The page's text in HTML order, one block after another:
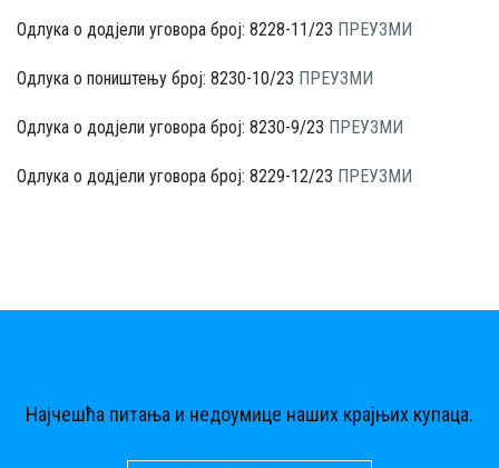
Одлука о додјели уговора број: 8228-11/23 ПРЕУЗМИ
Одлука о поништењу број: 8230-10/23 ПРЕУЗМИ
Одлука о додјели уговора број: 8230-9/23 ПРЕУЗМИ
Одлука о додјели уговора број: 8229-12/23 ПРЕУЗМИ
Најчешћа питања и недоумице наших крајњих купаца.